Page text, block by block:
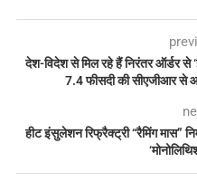
देश-विदेश से मिल रहे हैं निरंतर ऑर्डर
7.4 फीसदी की सीएजीआर से
हीट इंसुलेशन रिफ्रैक्ट्री “रैमिंग मास”